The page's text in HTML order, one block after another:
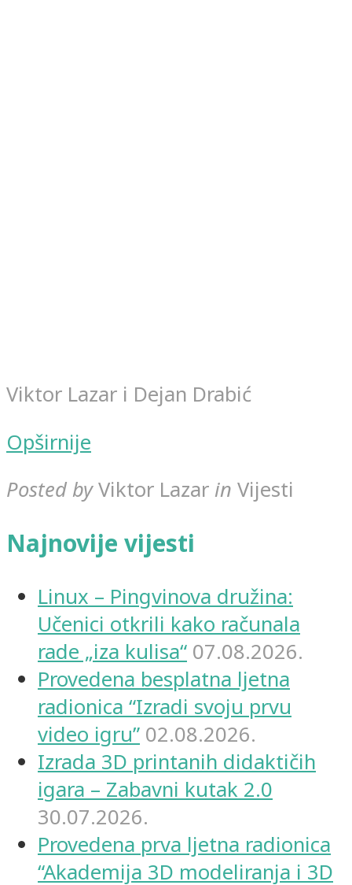
Viktor Lazar i Dejan Drabić
Opširnije
Posted by Viktor Lazar in Vijesti
Najnovije vijesti
Linux – Pingvinova družina:
Učenici otkrili kako računala
rade „iza kulisa“ 07.08.2026.
Provedena besplatna ljetna
radionica “Izradi svoju prvu
video igru” 02.08.2026.
Izrada 3D printanih didaktičih
igara – Zabavni kutak 2.0
30.07.2026.
Provedena prva ljetna radionica
“Akademija 3D modeliranja i 3D